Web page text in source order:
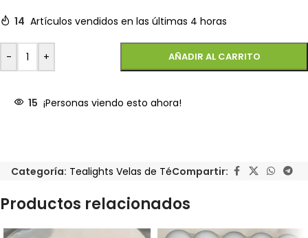
14 Artículos vendidos en las últimas 4 horas
- + AÑADIR AL CARRITO
15 ¡Personas viendo esto ahora!
Categoría: Tealights Velas de TéCompartir:
Productos relacionados